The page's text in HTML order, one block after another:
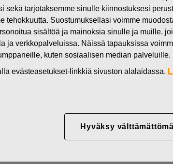
Uutiset
OMIEN
sekä tarjotaksemme sinulle kiinnostuksesi
tehokkuutta. Suostumuksellasi voimme
sisältöä ja mainoksia sinulle ja muille,
ja verkkopalveluissa. Näissä tapauksissa
kuten sosiaalisen median palveluille.
evästeasetukset-linkkiä sivuston alalaidassa.
Hyväksy